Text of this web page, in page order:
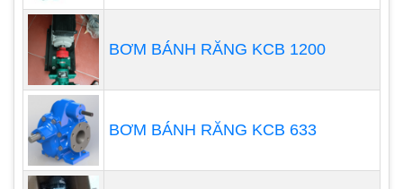
Bơm chìm nước thải Tsurumi KRS-T là dòng bơm
chìm nước thải có thiết kế cánh cong, giúp bơm
được lượng nước lớn, áp lực cao. Bơm có công
suất từ 1,5 kW đến 150 kW. Bơm được trang bị
thêm thiết bị chống rò rỉ điện, giúp đảm bảo an
toàn cho người sử dụng.
BƠM BÁNH RĂNG KCB 1200
BƠM BÁNH RĂNG KCB 633